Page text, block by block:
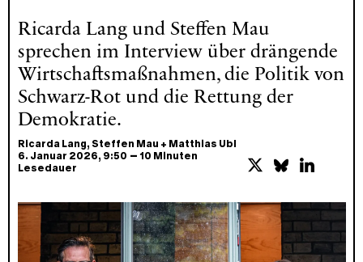
Ricarda Lang und Steffen Mau
sprechen im Interview über drängende
Wirtschaftsmaßnahmen, die Politik von
Schwarz-Rot und die Rettung der
Demokratie.
Ricarda Lang, Steffen Mau + Matthias Ubl
6. Januar 2026, 9:50 –10 Minuten
Lesedauer